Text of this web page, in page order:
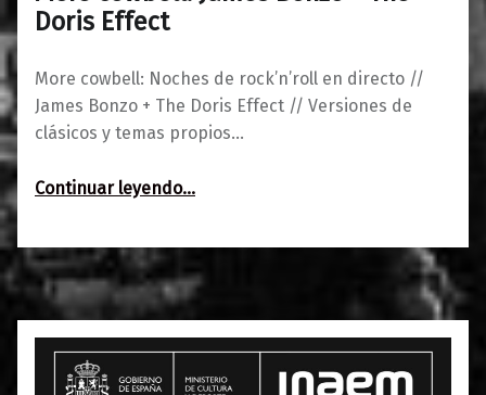
Doris Effect
More cowbell: Noches de rock’n’roll en directo //
James Bonzo + The Doris Effect // Versiones de
clásicos y temas propios…
Continuar leyendo“More cowbell: James Bonzo + The Doris Effect”
…
21/01/2017
Maravillas